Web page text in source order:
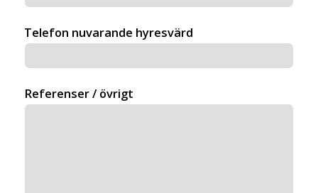
Telefon nuvarande hyresvärd
Referenser / övrigt